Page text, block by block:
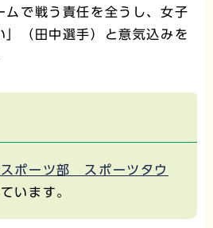
ムで戦う責任を全うし、女子
」（田中選手）と意気込みを
ポーツ部 スポーツタウ
います。